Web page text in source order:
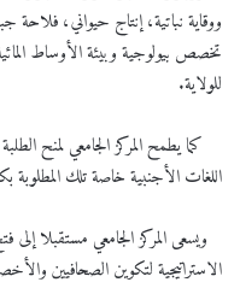
ووقاية نباتية، إنتاج حيواني، فلاحة
تخصص بيولوجية وبيئة الأوساط
للولاية.
كما يطمح المركز الجامعي لمنح
اللغات الأجنبية خاصة تلك
ويسعى المركز الجامعي مستقبلا إلى
الاستراتيجية لتكوين الصحافيين